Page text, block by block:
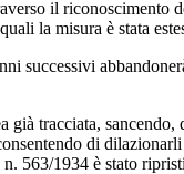
il
la misura è stata
successivi
tracciata,
di
563/1934 è stato